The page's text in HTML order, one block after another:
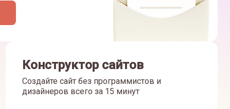
Конструктор сайтов
Создайте сайт без программистов и
дизайнеров всего за 15 минут